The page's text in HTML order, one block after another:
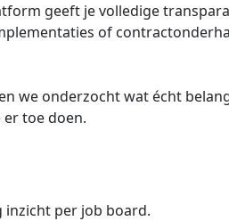
geeft je volledige
of
we onderzocht wat écht
toe doen.
inzicht per job board.